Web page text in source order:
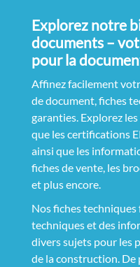
Explorez notre
documents –
pour la
Affinez facilement
de document, fiches
garanties. Explorez
que les certifications
ainsi que les
fiches de vente, les
et plus encore.
Nos fiches
techniques et des
divers sujets pour les
de la construction. De